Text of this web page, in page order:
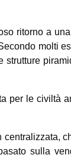
ritorno a
molti
strutture
per le civiltà
centralizzata,
sulla